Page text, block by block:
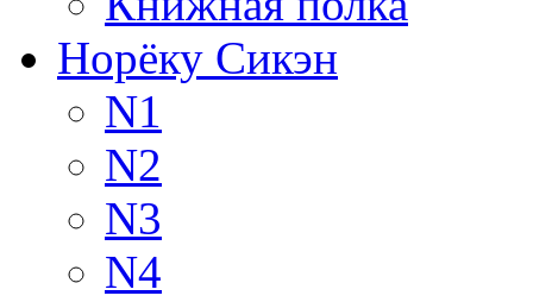
Норёку Сикэн
N1
N2
N3
N4